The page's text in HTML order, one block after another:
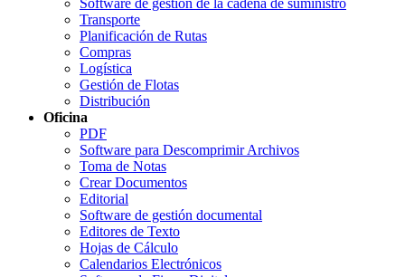
Transporte
Planificación de Rutas
Compras
Logística
Gestión de Flotas
Distribución
Oficina
PDF
Software para Descomprimir Archivos
Toma de Notas
Crear Documentos
Editorial
Software de gestión documental
Editores de Texto
Hojas de Cálculo
Calendarios Electrónicos